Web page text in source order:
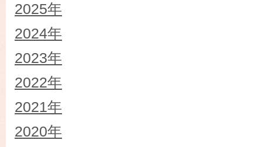
2025年
2024年
2023年
2022年
2021年
2020年